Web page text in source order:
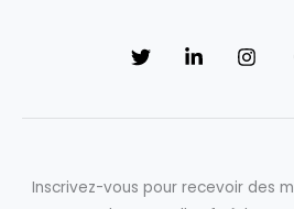
Inscrivez-vous pour recevoir des